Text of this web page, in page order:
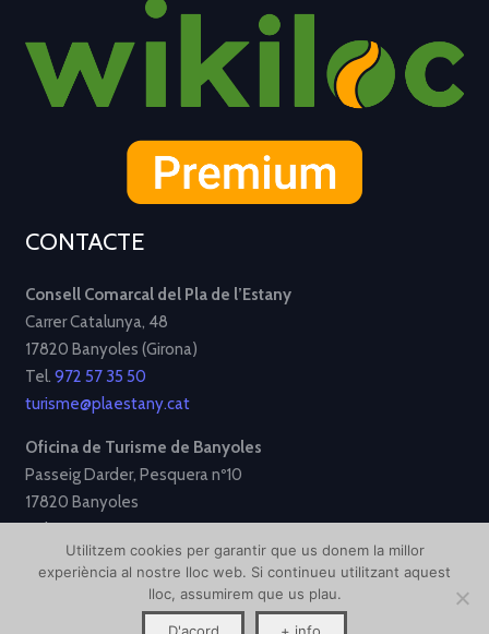
CONTACTE
Consell Comarcal del Pla de l’Estany
Carrer Catalunya, 48
17820 Banyoles (Girona)
Tel. 972 57 35 50
turisme@plaestany.cat
Oficina de Turisme de Banyoles
Passeig Darder, Pesquera nº10
17820 Banyoles
Tel.972 58 34 70
turisme@ajbanyoles.org
[Política de Privacitat][Política de Cookies]
Utilitzem cookies per garantir que us donem la millor
experiència al nostre lloc web. Si continueu utilitzant aquest
lloc, assumirem que us plau.
D'acord + info